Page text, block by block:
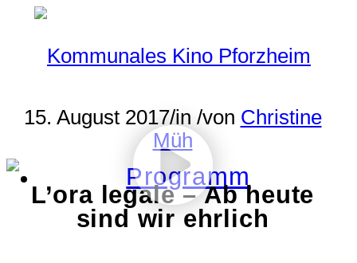
Programm
15. August 2017/in /von Christine
Müh
L’ora legale – Ab heute
sind wir ehrlich